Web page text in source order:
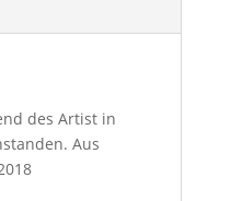
des Artist in
Aus